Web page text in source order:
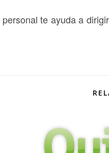
te ayuda a